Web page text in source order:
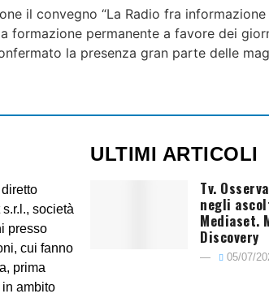
il convegno “La Radio fra
formazione permanente a favore dei
la presenza gran parte delle
società
presso
cui fanno
prima
ambito
ULTIMI ARTICOLI
Tv.
negli
Mediaset.
Discovery
05/07/